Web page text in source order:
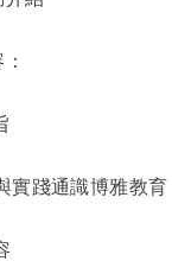
實踐通識博雅教